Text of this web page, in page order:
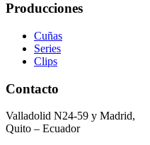
Producciones
Cuñas
Series
Clips
Contacto
Valladolid N24-59 y Madrid,
Quito – Ecuador